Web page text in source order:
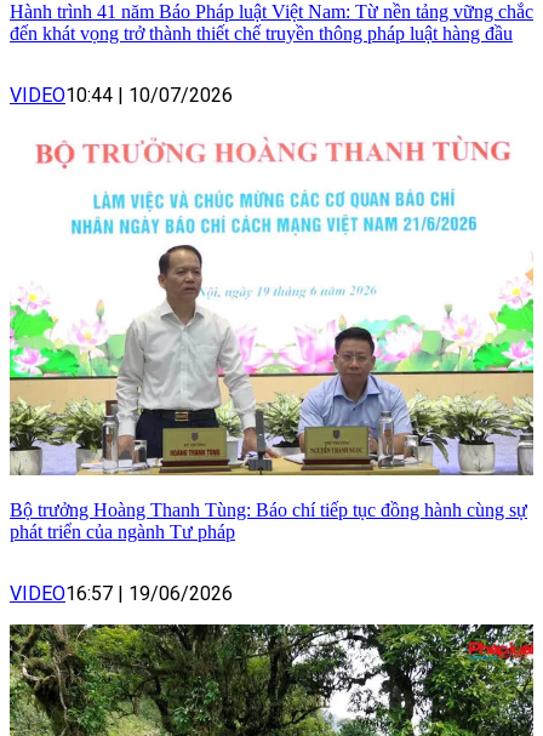
Hành trình 41 năm Báo Pháp luật Việt Nam: Từ nền tảng vững chắc
đến khát vọng trở thành thiết chế truyền thông pháp luật hàng đầu
VIDEO10:44 | 10/07/2026
Bộ trưởng Hoàng Thanh Tùng: Báo chí tiếp tục đồng hành cùng sự
phát triển của ngành Tư pháp
VIDEO16:57 | 19/06/2026